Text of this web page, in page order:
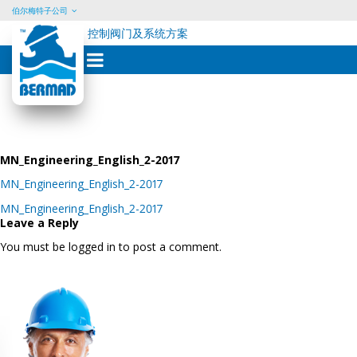
Skip
content
伯尔梅特子公司
控制阀门及系统方案
MN_Engineering_English_2-2017
MN_Engineering_English_2-2017
Post
navigation
MN_Engineering_English_2-2017
Leave a Reply
You must be logged in to post a comment.